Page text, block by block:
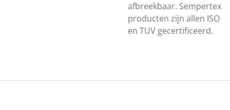
afbreekbaar. Sempertex
producten zijn allen ISO
en TUV gecertificeerd.